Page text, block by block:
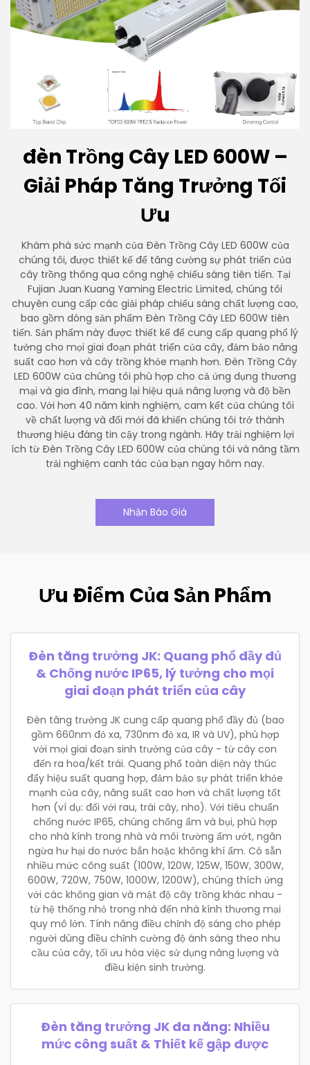
đèn Trồng Cây LED 600W –
Giải Pháp Tăng Trưởng Tối
Ưu
Khám phá sức mạnh của Đèn Trồng Cây LED 600W của
chúng tôi, được thiết kế để tăng cường sự phát triển của
cây trồng thông qua công nghệ chiếu sáng tiên tiến. Tại
Fujian Juan Kuang Yaming Electric Limited, chúng tôi
chuyên cung cấp các giải pháp chiếu sáng chất lượng cao,
bao gồm dòng sản phẩm Đèn Trồng Cây LED 600W tiên
tiến. Sản phẩm này được thiết kế để cung cấp quang phổ lý
tưởng cho mọi giai đoạn phát triển của cây, đảm bảo năng
suất cao hơn và cây trồng khỏe mạnh hơn. Đèn Trồng Cây
LED 600W của chúng tôi phù hợp cho cả ứng dụng thương
mại và gia đình, mang lại hiệu quả năng lượng và độ bền
cao. Với hơn 40 năm kinh nghiệm, cam kết của chúng tôi
về chất lượng và đổi mới đã khiến chúng tôi trở thành
thương hiệu đáng tin cậy trong ngành. Hãy trải nghiệm lợi
ích từ Đèn Trồng Cây LED 600W của chúng tôi và nâng tầm
trải nghiệm canh tác của bạn ngay hôm nay.
Nhận Báo Giá
Ưu Điểm Của Sản Phẩm
Đèn tăng trưởng JK: Quang phổ đầy đủ
& Chống nước IP65, lý tưởng cho mọi
giai đoạn phát triển của cây
Đèn tăng trưởng JK cung cấp quang phổ đầy đủ (bao
gồm 660nm đỏ xa, 730nm đỏ xa, IR và UV), phù hợp
với mọi giai đoạn sinh trưởng của cây - từ cây con
đến ra hoa/kết trái. Quang phổ toàn diện này thúc
đẩy hiệu suất quang hợp, đảm bảo sự phát triển khỏe
mạnh của cây, năng suất cao hơn và chất lượng tốt
hơn (ví dụ: đối với rau, trái cây, nho). Với tiêu chuẩn
chống nước IP65, chúng chống ẩm và bụi, phù hợp
cho nhà kính trong nhà và môi trường ẩm ướt, ngăn
ngừa hư hại do nước bắn hoặc không khí ẩm. Có sẵn
nhiều mức công suất (100W, 120W, 125W, 150W, 300W,
600W, 720W, 750W, 1000W, 1200W), chúng thích ứng
với các không gian và mật độ cây trồng khác nhau -
từ hệ thống nhỏ trong nhà đến nhà kính thương mại
quy mô lớn. Tính năng điều chỉnh độ sáng cho phép
người dùng điều chỉnh cường độ ánh sáng theo nhu
cầu của cây, tối ưu hóa việc sử dụng năng lượng và
điều kiện sinh trưởng.
Đèn tăng trưởng JK đa năng: Nhiều
mức công suất & Thiết kế gập được